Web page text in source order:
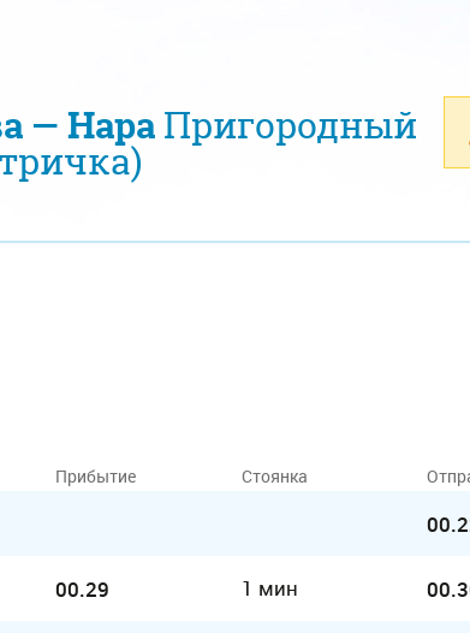
— НараПригородный
Прибытие Стоянка
00.29 1 мин